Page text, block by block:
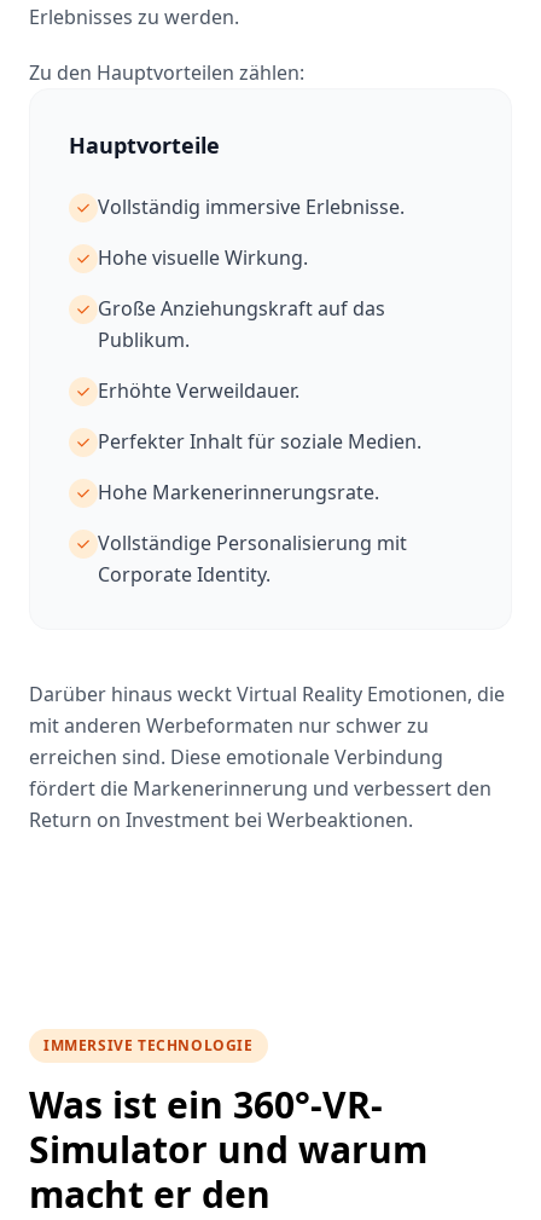
Erlebnisses zu werden.
Zu den Hauptvorteilen zählen:
Hauptvorteile
Vollständig immersive Erlebnisse.
Hohe visuelle Wirkung.
Große Anziehungskraft auf das
Publikum.
Erhöhte Verweildauer.
Perfekter Inhalt für soziale Medien.
Hohe Markenerinnerungsrate.
Vollständige Personalisierung mit
Corporate Identity.
Darüber hinaus weckt Virtual Reality Emotionen, die
mit anderen Werbeformaten nur schwer zu
erreichen sind. Diese emotionale Verbindung
fördert die Markenerinnerung und verbessert den
Return on Investment bei Werbeaktionen.
IMMERSIVE TECHNOLOGIE
Was ist ein 360°-VR-
Simulator und warum
macht er den